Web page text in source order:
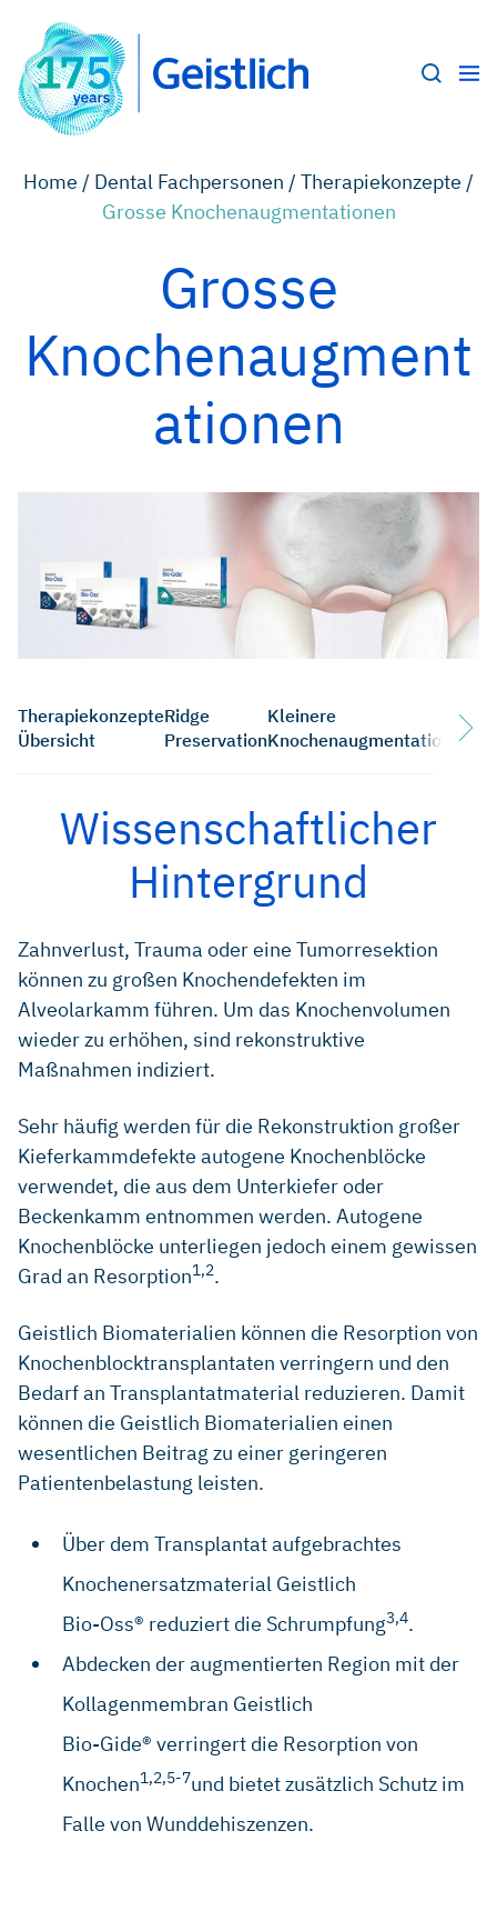
Home / Dental Fachpersonen / Therapiekonzepte /
Grosse Knochenaugmentationen
Grosse
Knochenaugment
ationen
Therapiekonzepte
Übersicht
Ridge
Preservation
Kleinere
Knochenaugmentation
Wissenschaftlicher
Hintergrund
Zahnverlust, Trauma oder eine Tumorresektion
können zu großen Knochendefekten im
Alveolarkamm führen. Um das Knochenvolumen
wieder zu erhöhen, sind rekonstruktive
Maßnahmen indiziert.
Sehr häufig werden für die Rekonstruktion großer
Kieferkammdefekte autogene Knochenblöcke
verwendet, die aus dem Unterkiefer oder
Beckenkamm entnommen werden. Autogene
Knochenblöcke unterliegen jedoch einem gewissen
Grad an Resorption1,2.
Geistlich Biomaterialien können die Resorption von
Knochenblocktransplantaten verringern und den
Bedarf an Transplantatmaterial reduzieren. Damit
können die Geistlich Biomaterialien einen
wesentlichen Beitrag zu einer geringeren
Patientenbelastung leisten.
Über dem Transplantat aufgebrachtes
Knochenersatzmaterial Geistlich
Bio-Oss® reduziert die Schrumpfung3,4.
Abdecken der augmentierten Region mit der
Kollagenmembran Geistlich
Bio-Gide® verringert die Resorption von
Knochen1,2,5-7und bietet zusätzlich Schutz im
Falle von Wunddehiszenzen.